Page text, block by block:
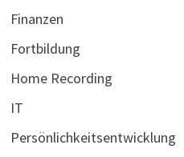
Finanzen
Fortbildung
Home Recording
IT
Persönlichkeitsentwicklung